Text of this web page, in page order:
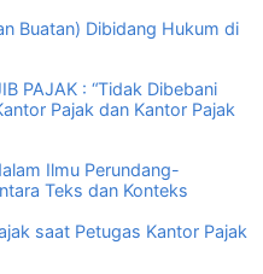
Buatan) Dibidang Hukum di
PAJAK : “Tidak Dibebani
Pajak dan Kantor Pajak
Ilmu Perundang-
Teks dan Konteks
saat Petugas Kantor Pajak